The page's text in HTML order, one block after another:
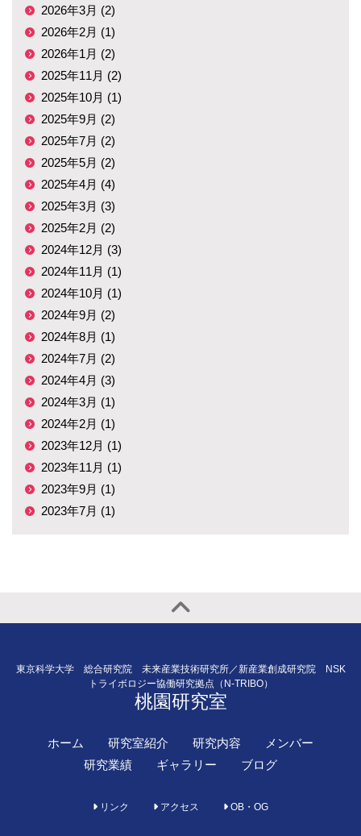
2026年3月 (2)
2026年2月 (1)
2026年1月 (2)
2025年11月 (2)
2025年10月 (1)
2025年9月 (2)
2025年7月 (2)
2025年5月 (2)
2025年4月 (4)
2025年3月 (3)
2025年2月 (2)
2024年12月 (3)
2024年11月 (1)
2024年10月 (1)
2024年9月 (2)
2024年8月 (1)
2024年7月 (2)
2024年4月 (3)
2024年3月 (1)
2024年2月 (1)
2023年12月 (1)
2023年11月 (1)
2023年9月 (1)
2023年7月 (1)
東京科学大学 総合研究院 未来産業技術研究所／新産業創成研究院 NSK
トライボロジー協働研究拠点（N-TRIBO）
桃園研究室
ホーム 研究室紹介 研究内容
メンバー
研究業績
ギャラリー ブログ
リンク アクセス OB・OG